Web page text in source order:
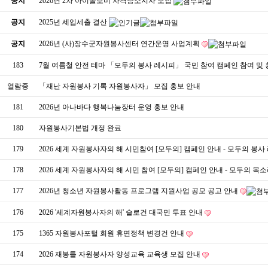
공지 2025년 세입세출 결산
공지 2026년 (사)장수군자원봉사센터 연간운영 사업계획
183 7월 여름철 안전 테마 「모두의 봉사 레시피」 국민 참여 캠페인 참여 및
열람중 「재난 자원봉사 기록 자원봉사자」 모집 홍보 안내
181 2026년 아나바다 행복나눔장터 운영 홍보 안내
180 자원봉사기본법 개정 완료
179 2026 세계 자원봉사자의 해 시민참여 [모두의] 캠페인 안내 - 모두의 봉사
178 2026 세계 자원봉사자의 해 시민 참여 [모두의] 캠페인 안내 - 모두의 목소
177 2026년 청소년 자원봉사활동 프로그램 지원사업 공모 공고 안내
176 2026 '세계자원봉사자의 해' 슬로건 대국민 투표 안내
175 1365 자원봉사포털 회원 휴면정책 변경건 안내
174 2026 재봉틀 자원봉사자 양성교육 교육생 모집 안내